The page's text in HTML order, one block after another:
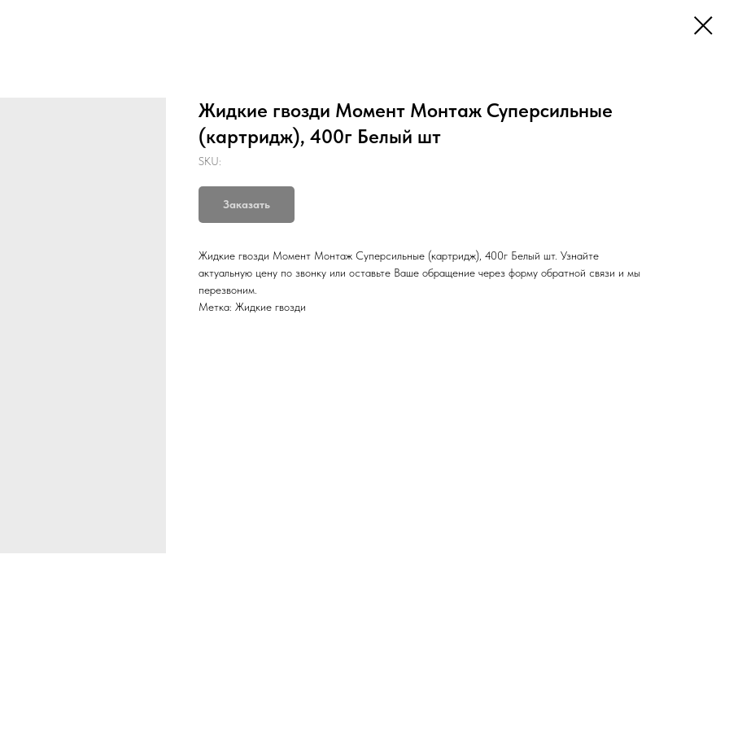
Жидкие гвозди Момент Монтаж Суперсильные
(картридж), 400г Белый шт
SKU:
Заказать
Жидкие гвозди Момент Монтаж Суперсильные (картридж), 400г Белый шт. Узнайте
актуальную цену по звонку или оставьте Ваше обращение через форму обратной связи и мы
перезвоним.
Метка: Жидкие гвозди